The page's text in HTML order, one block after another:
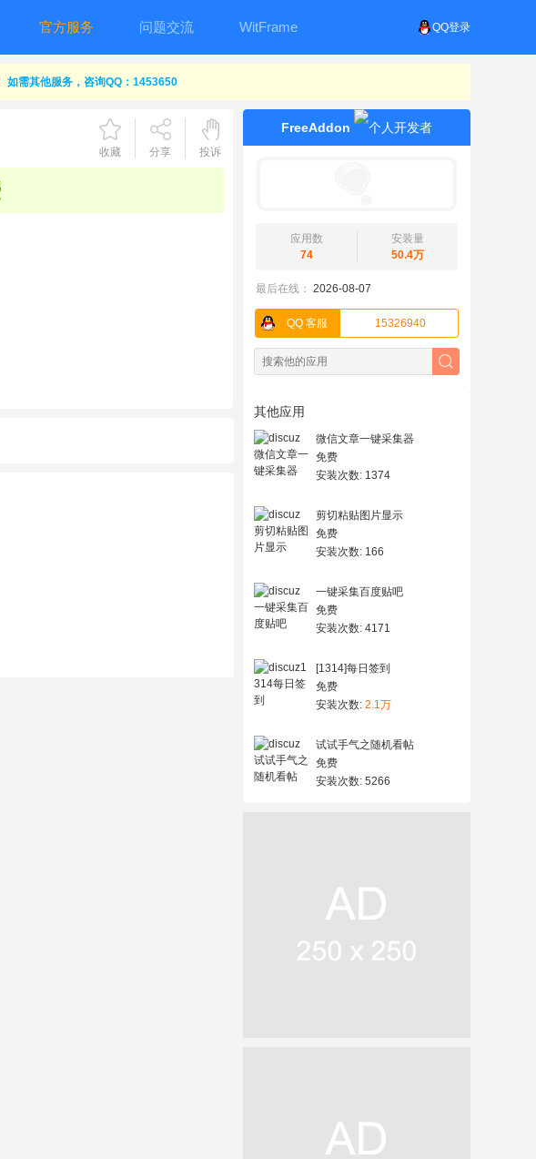
QQ登录
官方服务 问题交流 WitFrame
如需其他服务，咨询QQ：1453650
FreeAddon
应用数
74
安装量
50.4万
最后在线： 2026-08-07
QQ 客服 15326940
其他应用
微信文章一键采集器
免费
安装次数: 1374
剪切粘贴图片显示
免费
安装次数: 166
一键采集百度贴吧
免费
安装次数: 4171
[1314]每日签到
免费
安装次数: 2.1万
试试手气之随机看帖
免费
安装次数: 5266
收藏 分享 投诉